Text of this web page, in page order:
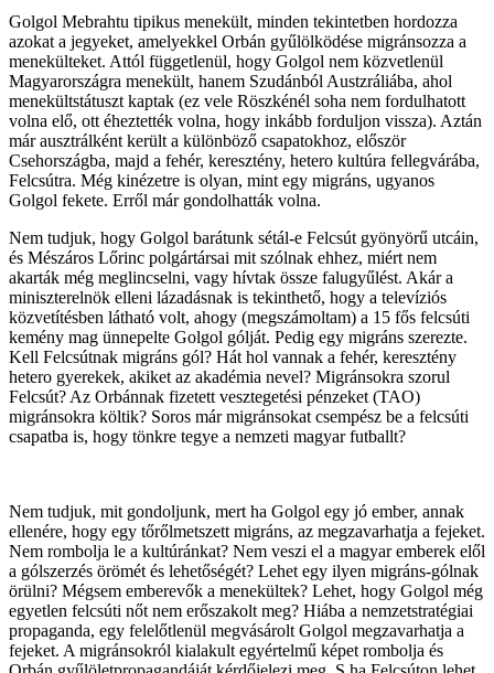
Golgol Mebrahtu tipikus menekült, minden tekintetben hordozza
azokat a jegyeket, amelyekkel Orbán gyűlölködése migránsozza a
menekülteket. Attól függetlenül, hogy Golgol nem közvetlenül
Magyarországra menekült, hanem Szudánból Austzráliába, ahol
menekültstátuszt kaptak (ez vele Röszkénél soha nem fordulhatott
volna elő, ott éheztették volna, hogy inkább forduljon vissza). Aztán
már ausztrálként került a különböző csapatokhoz, először
Csehországba, majd a fehér, keresztény, hetero kultúra fellegvárába,
Felcsútra. Még kinézetre is olyan, mint egy migráns, ugyanos
Golgol fekete. Erről már gondolhatták volna.
Nem tudjuk, hogy Golgol barátunk sétál-e Felcsút gyönyörű utcáin,
és Mészáros Lőrinc polgártársai mit szólnak ehhez, miért nem
akarták még meglincselni, vagy hívtak össze falugyűlést. Akár a
miniszterelnök elleni lázadásnak is tekinthető, hogy a televíziós
közvetítésben látható volt, ahogy (megszámoltam) a 15 fős felcsúti
kemény mag ünnepelte Golgol gólját. Pedig egy migráns szerezte.
Kell Felcsútnak migráns gól? Hát hol vannak a fehér, keresztény
hetero gyerekek, akiket az akadémia nevel? Migránsokra szorul
Felcsút? Az Orbánnak fizetett vesztegetési pénzeket (TAO)
migránsokra költik? Soros már migránsokat csempész be a felcsúti
csapatba is, hogy tönkre tegye a nemzeti magyar futballt?
Nem tudjuk, mit gondoljunk, mert ha Golgol egy jó ember, annak
ellenére, hogy egy tőrőlmetszett migráns, az megzavarhatja a fejeket.
Nem rombolja le a kultúránkat? Nem veszi el a magyar emberek elől
a gólszerzés örömét és lehetőségét? Lehet egy ilyen migráns-gólnak
örülni? Mégsem emberevők a menekültek? Lehet, hogy Golgol még
egyetlen felcsúti nőt nem erőszakolt meg? Hiába a nemzetstratégiai
propaganda, egy felelőtlenül megvásárolt Golgol megzavarhatja a
fejeket. A migránsokról kialakult egyértelmű képet rombolja és